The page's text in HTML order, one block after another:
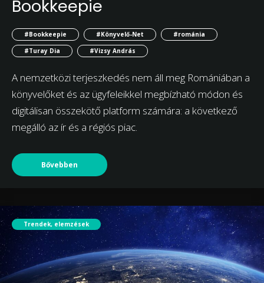
Bookkeepie
#Bookkeepie #Könyvelő-Net
#románia
#Turay Dia
#Vizsy András
A nemzetközi terjeszkedés nem áll meg Romániában a
könyvelőket és az ügyfeleikkel megbízható módon és
digitálisan összekötő platform számára: a következő
megálló az ír és a régiós piac.
Bővebben
Trendek, elemzések